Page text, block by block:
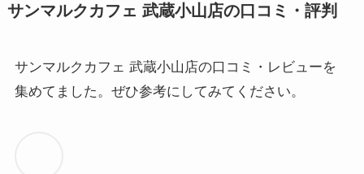
サンマルクカフェ 武蔵小山店の口コミ・評判
サンマルクカフェ 武蔵小山店の口コミ・レビューを
集めてました。ぜひ参考にしてみてください。